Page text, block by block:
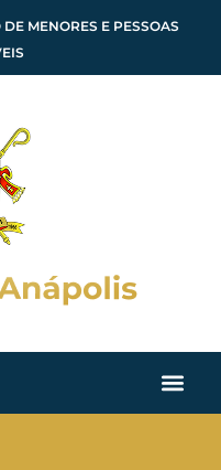
MENORES E PESSOAS